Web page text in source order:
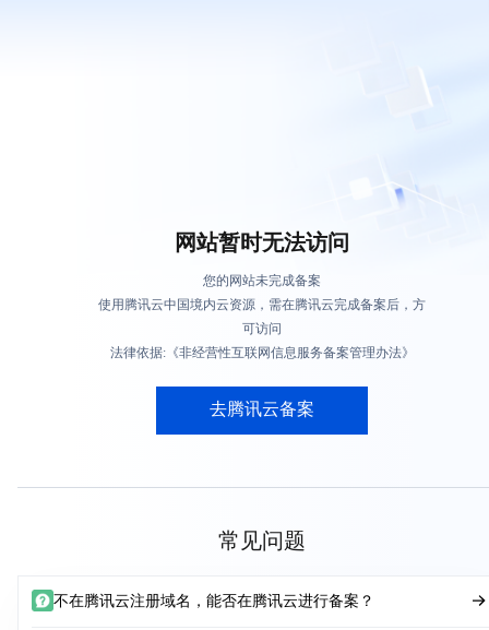
网站暂时无法访问
您的网站未完成备案
使用腾讯云中国境内云资源，需在腾讯云完成备案后，方
可访问
法律依据:《非经营性互联网信息服务备案管理办法》
去腾讯云备案
常见问题
不在腾讯云注册域名，能否在腾讯云进行备案？